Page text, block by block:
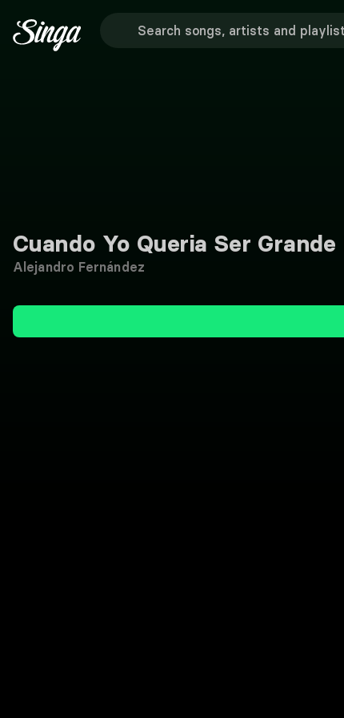
Cuando Yo Queria Ser Grande
Alejandro Fernández